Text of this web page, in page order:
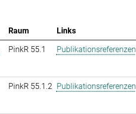
Raum
Links
PinkR 55.1 Publikationsreferenzen
PinkR 55.1.2 Publikationsreferenzen